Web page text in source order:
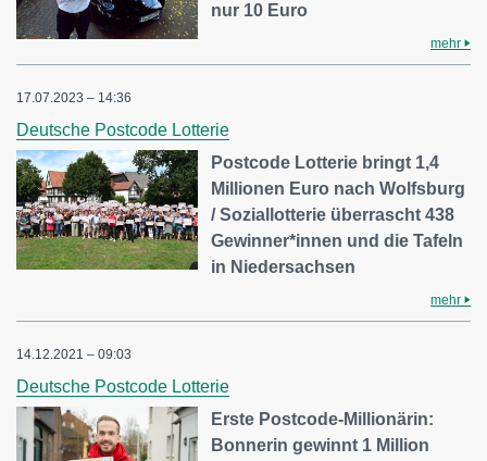
nur 10 Euro
mehr
17.07.2023 – 14:36
Deutsche Postcode Lotterie
Postcode Lotterie bringt 1,4
Millionen Euro nach Wolfsburg
/ Soziallotterie überrascht 438
Gewinner*innen und die Tafeln
in Niedersachsen
mehr
14.12.2021 – 09:03
Deutsche Postcode Lotterie
Erste Postcode-Millionärin:
Bonnerin gewinnt 1 Million